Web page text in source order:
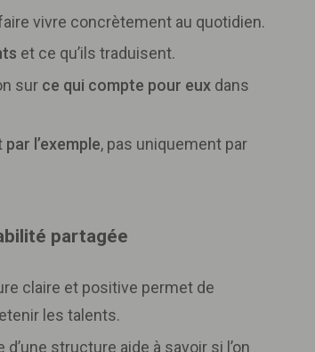
vivre concrètement au quotidien.
et ce qu’ils traduisent.
sur ce qui compte pour euxdans
par l’exemple, pas uniquement par
partagée
claire et positive permet de
les talents.
structure aide à savoir si l’on